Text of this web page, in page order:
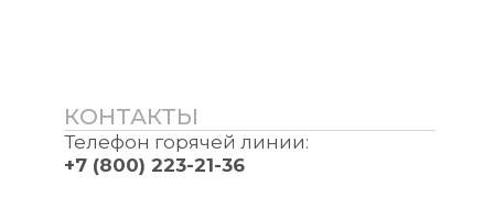
КОНТАКТЫ
Телефон горячей линии:
+7 (800) 223-21-36